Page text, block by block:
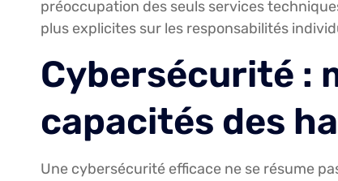
préoccupation des seuls services
plus explicites sur les responsabilités
Cybersécurité :
capacités des
Une cybersécurité efficace ne se résume